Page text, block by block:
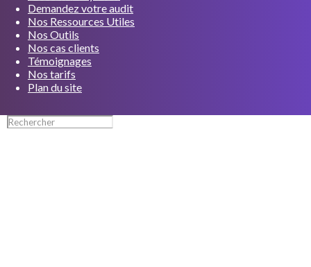
Demandez votre audit
Nos Ressources Utiles
Nos Outils
Nos cas clients
Témoignages
Nos tarifs
Plan du site